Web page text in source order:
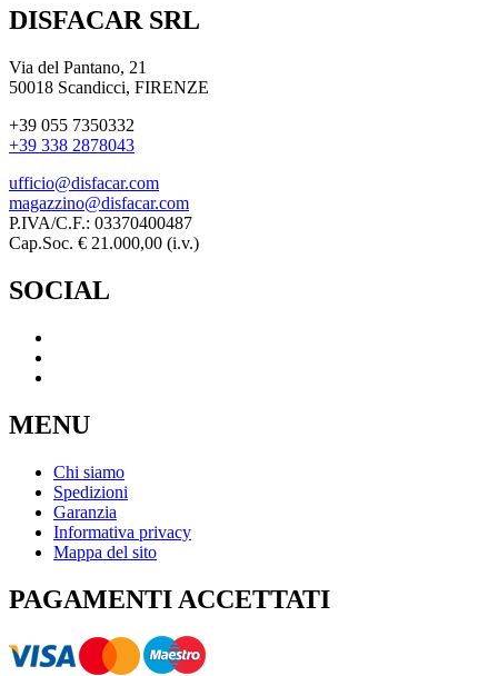
DISFACAR SRL
Via del Pantano, 21
50018 Scandicci, FIRENZE
+39 055 7350332
+39 338 2878043
ufficio@disfacar.com
magazzino@disfacar.com
P.IVA/C.F.: 03370400487
Cap.Soc. € 21.000,00 (i.v.)
SOCIAL
MENU
Chi siamo
Spedizioni
Garanzia
Informativa privacy
Mappa del sito
PAGAMENTI ACCETTATI